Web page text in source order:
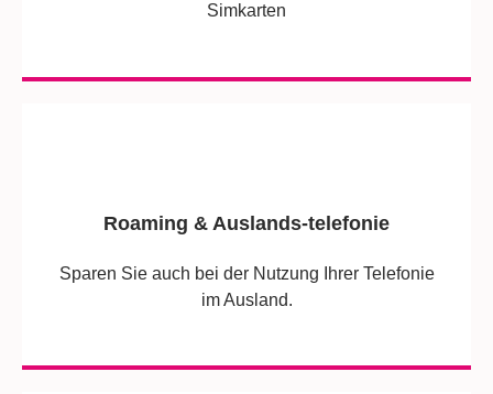
Simkarten
Roaming & Auslands-telefonie
Sparen Sie auch bei der Nutzung Ihrer Telefonie
im Ausland.